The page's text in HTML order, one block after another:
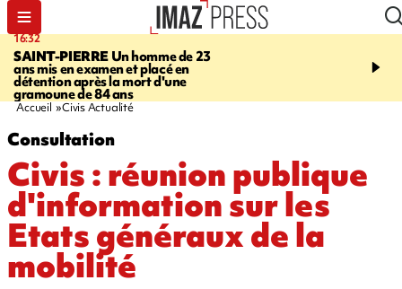
16:32
SAINT-PIERREUn homme de 23
ans mis en examen et placé en
détention après la mort d'une
gramoune de 84 ans
21:08
et Turquie scellent un
Accueil Civis Actualité
Consultation
Civis : réunion publique
d'information sur les
Etats généraux de la
mobilité